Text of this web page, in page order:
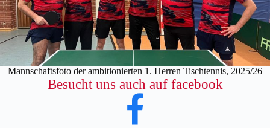
Mannschaftsfoto der ambitionierten 1. Herren Tischtennis, 2025/26
Besucht uns auch auf facebook